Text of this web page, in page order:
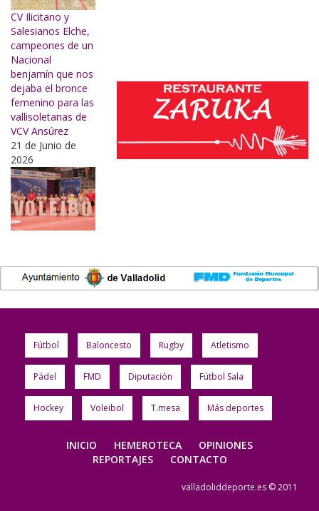
CV Ilicitano y
Salesianos Elche,
campeones de un
Nacional
benjamín que nos
dejaba el bronce
femenino para las
vallisoletanas de
VCV Ansúrez
21 de Junio de
2026
Fútbol Baloncesto Rugby Atletismo
Pádel FMD Diputación Fútbol Sala
Hockey Voleibol T.mesa Más deportes
INICIO HEMEROTECA
OPINIONES
REPORTAJES
CONTACTO
valladoliddeporte.es © 2011